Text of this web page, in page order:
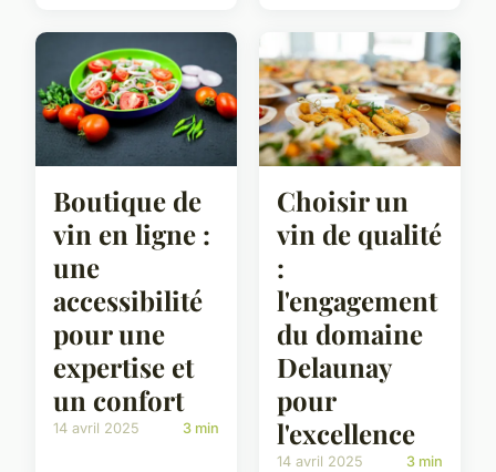
Boutique de
vin en ligne :
une
accessibilité
pour une
expertise et
un confort
14 avril 2025 3 min
Choisir un
vin de qualité
:
l'engagement
du domaine
Delaunay
pour
l'excellence
14 avril 2025 3 min